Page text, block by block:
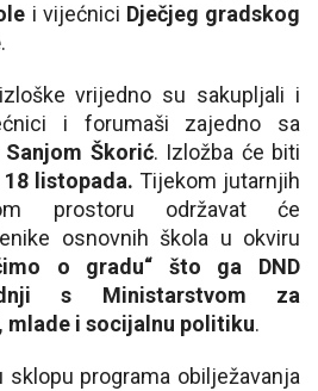
i vijećnici Dječjeg gradskog
.
vrijedno su sakupljali i
i forumaši zajedno sa
Sanjom Škorić. Izložba će biti
listopada. Tijekom jutarnjih
prostoru održavat će
osnovnih škola u okviru
o gradu“ što ga DND
s Ministarstvom za
i socijalnu politiku.
sklopu programa obilježavanja